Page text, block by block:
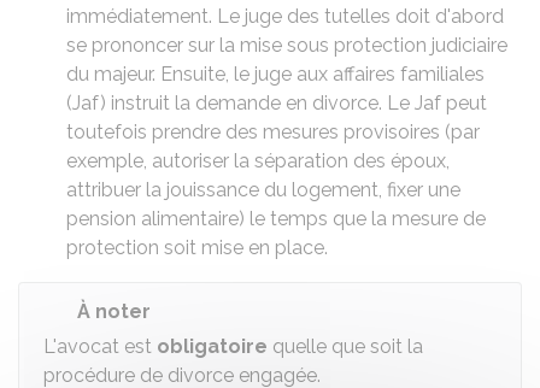
immédiatement. Le juge des tutelles doit d'abord
se prononcer sur la mise sous protection judiciaire
du majeur. Ensuite, le juge aux affaires familiales
(Jaf) instruit la demande en divorce. Le Jaf peut
toutefois prendre des mesures provisoires (par
exemple, autoriser la séparation des époux,
attribuer la jouissance du logement, fixer une
pension alimentaire) le temps que la mesure de
protection soit mise en place.
À noter
L'avocat est obligatoire quelle que soit la
procédure de divorce engagée.